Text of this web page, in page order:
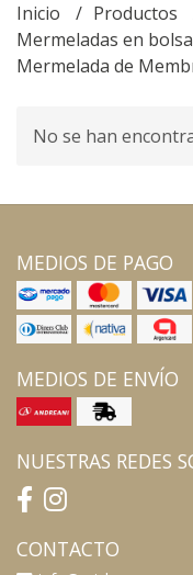
Inicio Productos
Mermeladas en
Mermelada de
No se han
MEDIOS DE PAGO
MEDIOS DE ENVÍO
NUESTRAS REDES
CONTACTO